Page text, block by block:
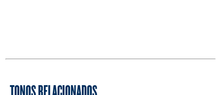
TONOS RELACIONADOS